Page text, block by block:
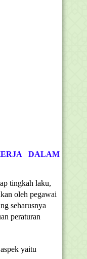
DALAM
tingkah laku,
oleh pegawai
seharusnya
peraturan
yaitu